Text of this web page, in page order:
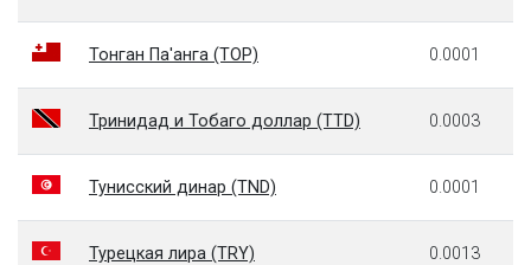
Тонган Па'анга (TOP) 0.0001
Тринидад и Тобаго доллар (TTD) 0.0003
Тунисский динар (TND) 0.0001
Турецкая лира (TRY) 0.0013